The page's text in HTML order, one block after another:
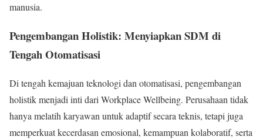
manusia.
Pengembangan Holistik: Menyiapkan SDM di
Tengah Otomatisasi
Di tengah kemajuan teknologi dan otomatisasi, pengembangan
holistik menjadi inti dari Workplace Wellbeing. Perusahaan tidak
hanya melatih karyawan untuk adaptif secara teknis, tetapi juga
memperkuat kecerdasan emosional, kemampuan kolaboratif, serta